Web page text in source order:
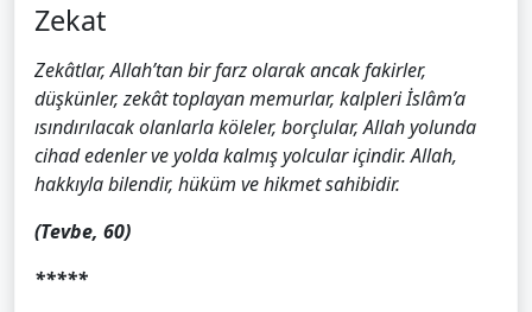
Zekat
Zekâtlar, Allah’tan bir farz olarak ancak fakirler,
düşkünler, zekât toplayan memurlar, kalpleri İslâm’a
ısındırılacak olanlarla köleler, borçlular, Allah yolunda
cihad edenler ve yolda kalmış yolcular içindir. Allah,
hakkıyla bilendir, hüküm ve hikmet sahibidir.
(Tevbe, 60)
*****